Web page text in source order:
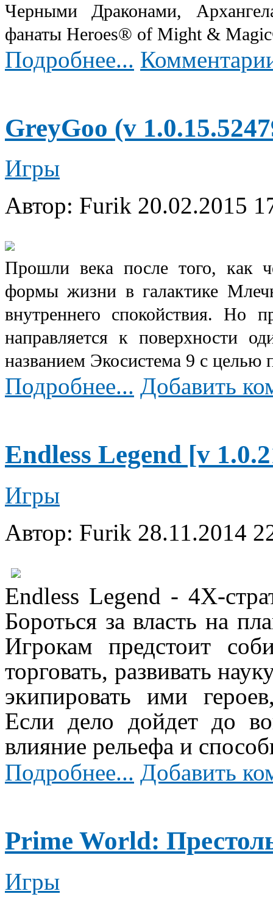
Черными Драконами,
фанаты Heroes® of Might &
Подробнее...
GreyGoo (v
Игры
Автор: Furik 20.02.2015
Прошли века после того, как
формы жизни в галактике
внутреннего спокойствия. Но
направляется к поверхности
названием Экосистема 9 с целью
Подробнее... Добавить
Endless Legend [v
Игры
Автор: Furik 28.11.2014
Endless Legend - 4X-
Бороться за власть на
Игрокам предстоит
торговать, развивать
экипировать ими
Если дело дойдет до
влияние рельефа и
Подробнее... Добавить
Prime World:
Игры